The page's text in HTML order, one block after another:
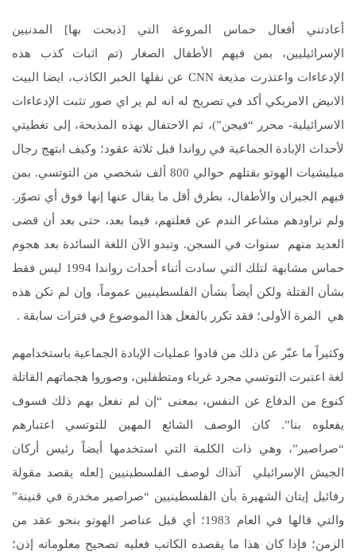
أعادتني أفعال حماس المروعة التي [ذبحت بها] المدنيين
الإسرائيليين، بمن فيهم الأطفال الصغار (تم اثبات كذب هذه
الإدعاءات واعتذرت مذيعة CNN عن نقلها الخبر الكاذب، ايضا البيت
الابيض الامريكي أكد في تصريح له انه لم ير اي صور تثبت الإدعاءات
الاسرائيلية- محرر “فيجن”)، ثم الاحتفال بهذه المذبحة، إلى تغطيتي
لأحداث الإبادة الجماعية في رواندا قبل ثلاثة عقود؛ وكيف ابتهج رجال
ميليشيات الهوتو بقتلهم حوالي 800 ألف شخصي من التوتسي. بمن
فيهم الجيران والأطفال، بطرق أقل ما يقال عنها إنها فوق أي تصوّر.
ولم تراودهم مشاعر الندم عن فعلتهم، فيما بعد، حتى بعد أن قضى
العديد منهم سنوات في السجن. وتبدو الآن اللغة السائدة بعد هجوم
حماس مشابهة لتلك التي سادت أثناء أحداث رواندا 1994 ليس فقط
بشأن القتلة ولكن أيضاً بشأن الفلسطينيين عموماً، وإن لم تكن هذه
هي المرة الأولى؛ فقد تكرر بالفعل هذا الموضوع في فترات سابقة .
وكثيراً ما عبّر عن ذلك من قادوا عمليات الإبادة الجماعية باستخدامهم
لغة اعتبرت التوتسي مجرد غرباء ومتطفلين، وصوروا هجماتهم القاتلة
كنوع من الدفاع عن النفس، بمعنى “إن لم نفعل بهم ذلك فسوف
يفعلوه بنا”. كان الوصف الشائع المهين للتوتسي اعتبارهم
“صراصير”، وهي ذات الكلمة التي استخدمها أيضاً رئيس أركان
الجيش الإسرائيلي آنذاك لوصف الفلسطينيين [لعله يقصد مقولة
رفائيل إيتان الشهيرة بأن الفلسطينيين “صراصير مخدرة في قنينة”
والتي قالها في العام 1983؛ أي قبل عناصر الهوتو بنحو عقد من
الزمن؛ فإذا كان هذا ما يقصده الكاتب فعليه تصحيح معلوماته إذن؛